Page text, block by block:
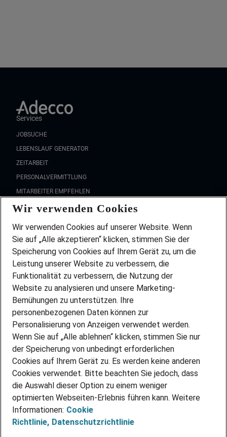
Services
JOBSUCHE
LEBENSLAUF GENERATOR
ZEITARBEIT
PERSONALVERMITTLUNG
MITARBEITER EMPFEHLEN
FAQ
Wir stellen ein!
DEINE BERUFSGRUPPE
DEINE LEBENSSITUATION
PARTNERSHIP WITH AIRBUS
INITIATIV BEWERBEN
ÜBER UNS
STANDORTE
BLOG
PRESSE
KONTAKT
@Adecco 2026
IMPRESSUM
DATENSCHUTZ
Wir verwenden Cookies
Wir verwenden Cookies auf unserer Website. Wenn
Sie auf „Alle akzeptieren“ klicken, stimmen Sie der
Speicherung von Cookies auf Ihrem Gerät zu, um die
Leistung unserer Website zu verbessern, die
Funktionalität zu verbessern, die Nutzung der
Website zu analysieren und unsere Marketing-
Bemühungen zu unterstützen. Ihre
personenbezogenen Daten können zur
Personalisierung von Anzeigen verwendet werden.
Wenn Sie auf „Alle ablehnen“ klicken, stimmen Sie nur
der Speicherung von unbedingt erforderlichen
Cookies auf Ihrem Gerät zu. Es werden keine anderen
Cookies verwendet. Bitte beachten Sie jedoch, dass
die Auswahl dieser Option zu einem weniger
optimierten Webseiten-Erlebnis führen kann. Weitere
Informationen: Cookie
Richtlinie, Datenschutzrichtlinie